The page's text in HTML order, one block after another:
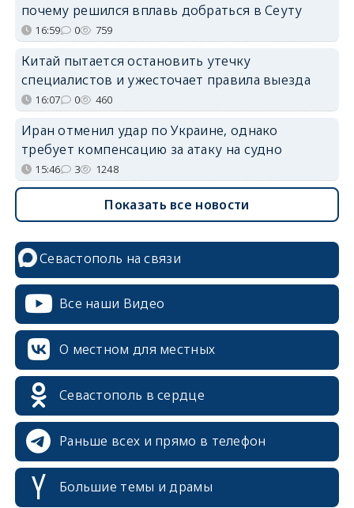
почему решился вплавь добраться в Сеуту
16:59 0 759
Китай пытается остановить утечку
специалистов и ужесточает правила выезда
16:07 0 460
Иран отменил удар по Украине, однако
требует компенсацию за атаку на судно
15:46 3 1248
Показать все новости
Севастополь на связи
Все наши Видео
О местном для местных
Севастополь в сердце
Раньше всех и прямо в телефон
Большие темы и драмы